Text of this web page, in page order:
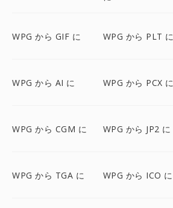
WPG から GIF に WPG から PLT に
WPG から AI に WPG から PCX に
WPG から CGM に WPG から JP2 に
WPG から TGA に WPG から ICO に